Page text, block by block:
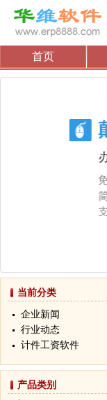
首页
当前分类
企业新闻
行业动态
计件工资软件
产品类别